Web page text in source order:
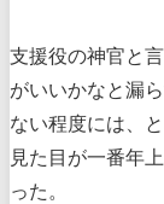
支援役の神官と
がいいかなと漏
ない程度には、
見た目が一番年
った。